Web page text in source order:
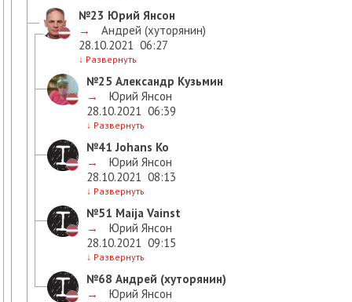
№23 Юрий Янсон
→
Андрей (хуторянин)
28.10.2021 06:27
↓ Развернуть
№25 Александр Кузьмин
→
Юрий Янсон
28.10.2021 06:39
↓ Развернуть
№41 Johans Ko
→
Юрий Янсон
28.10.2021 08:13
↓ Развернуть
№51 Maija Vainst
→
Юрий Янсон
28.10.2021 09:15
↓ Развернуть
№68 Андрей (хуторянин)
→
Юрий Янсон